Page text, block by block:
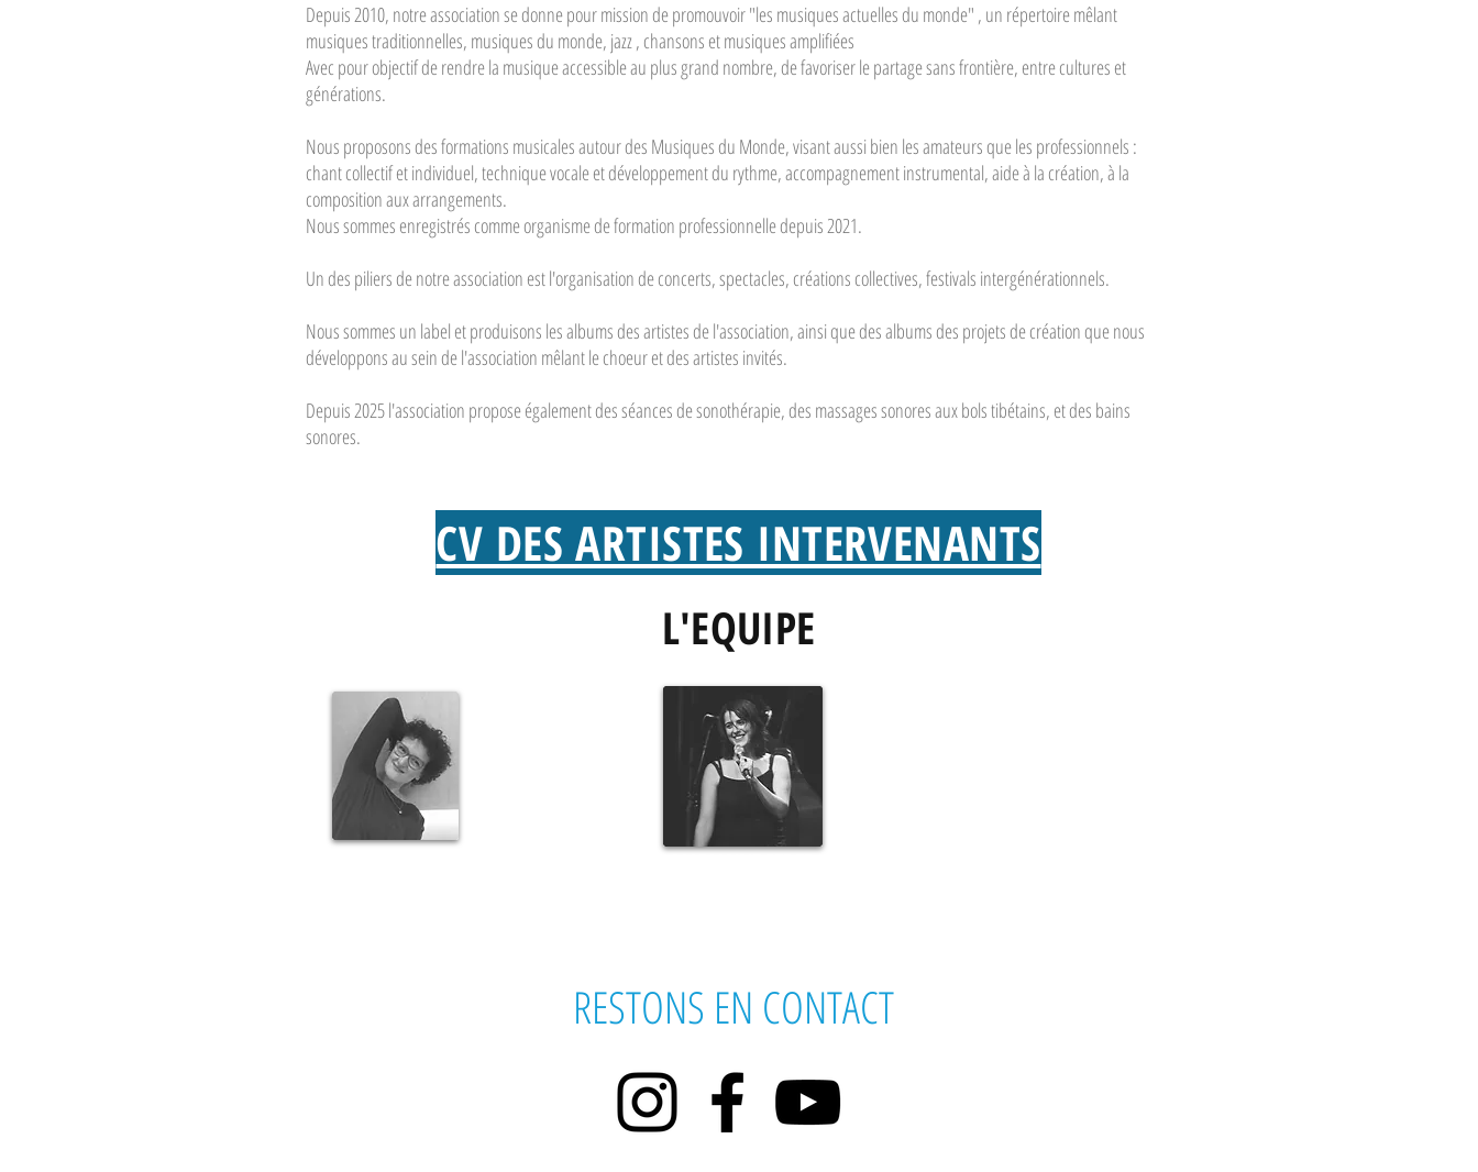
Depuis 2010, notre association se donne pour mission de promouvoir "les musiques actuelles du monde" , un répertoire mêlant
musiques traditionnelles, musiques du monde, jazz , chansons et musiques amplifiées
Avec pour objectif de rendre la musique accessible au plus grand nombre, de favoriser le partage sans frontière, entre cultures et
générations.
Nous proposons des formations musicales autour des Musiques du Monde, visant aussi bien les amateurs que les professionnels :
chant collectif et individuel, technique vocale et développement du rythme, accompagnement instrumental, aide à la création, à la
composition aux arrangements.
Nous sommes enregistrés comme organisme de formation professionnelle depuis 2021.
Un des piliers de notre association est l'organisation de concerts, spectacles, créations collectives, festivals intergénérationnels.
Nous sommes un label et produisons les albums des artistes de l'association, ainsi que des albums des projets de création que nous
développons au sein de l'association mêlant le choeur et des artistes invités.
Depuis 2025 l'association propose également des séances de sonothérapie, des massages sonores aux bols tibétains, et des bains
sonores.
CV DES ARTISTES INTERVENANTS
L'EQUIPE
RESTONS EN CONTACT